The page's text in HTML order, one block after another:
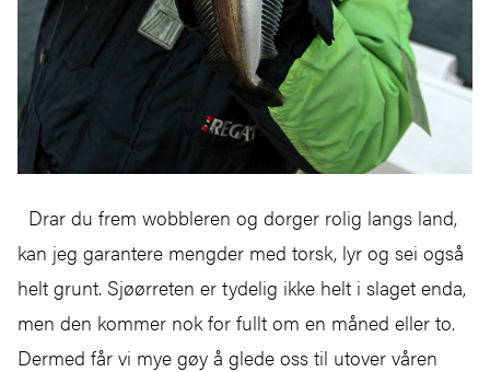
Drar du frem wobbleren og dorger rolig langs land,
kan jeg garantere mengder med torsk, lyr og sei også
helt grunt. Sjøørreten er tydelig ikke helt i slaget enda,
men den kommer nok for fullt om en måned eller to.
Dermed får vi mye gøy å glede oss til utover våren